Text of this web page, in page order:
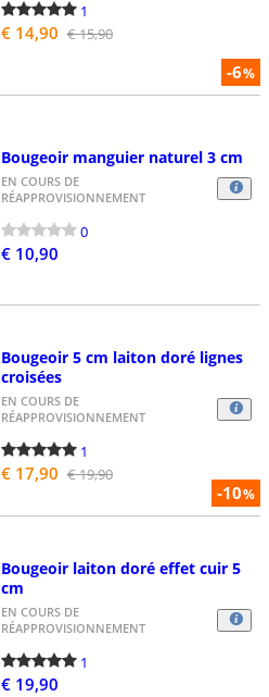
-6%
1
€ 14,90 € 15,90
Bougeoir manguier naturel 3 cm
EN COURS DE
RÉAPPROVISIONNEMENT
0
€ 10,90
-10%
Bougeoir 5 cm laiton doré lignes
croisées
EN COURS DE
RÉAPPROVISIONNEMENT
1
€ 17,90 € 19,90
Bougeoir laiton doré effet cuir 5
cm
EN COURS DE
RÉAPPROVISIONNEMENT
1
€ 19,90